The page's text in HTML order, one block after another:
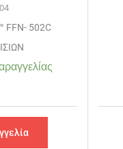
FFN- 502C